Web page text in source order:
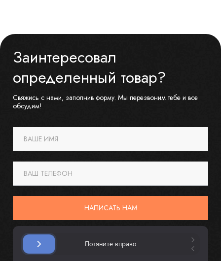
Заинтересовал
определенный товар?
Свяжись с нами, заполнив форму. Мы перезвоним тебе и все
обсудим!
ВАШЕ ИМЯ
ВАШ ТЕЛЕФОН
НАПИСАТЬ НАМ